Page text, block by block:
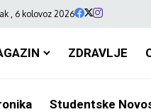
, 6 kolovoz 2026
ZDRAVLJE
Studentske